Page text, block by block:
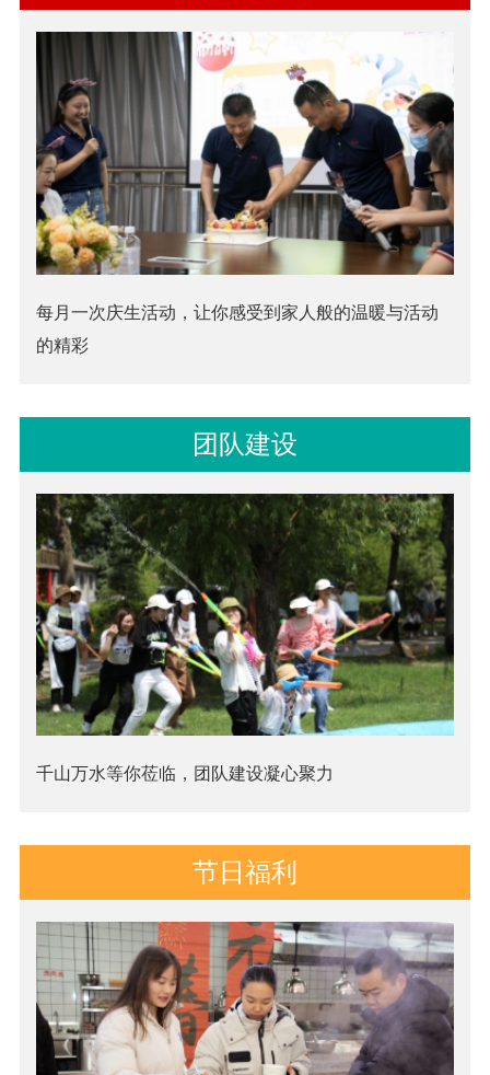
每月一次庆生活动，让你感受到家人般的温暖与活动
的精彩
团队建设
千山万水等你莅临，团队建设凝心聚力
节日福利